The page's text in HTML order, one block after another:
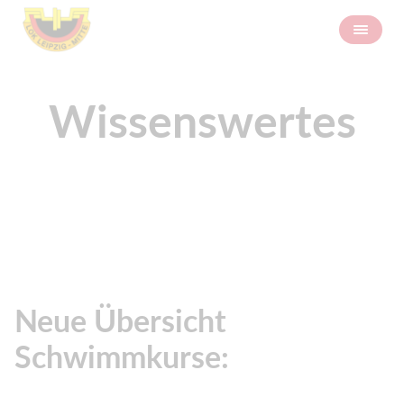
Wissenswertes
Neue Übersicht
Schwimmkurse: